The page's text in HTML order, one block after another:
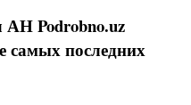
АН Podrobno.uz
самых последних